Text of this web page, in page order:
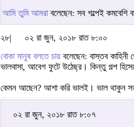
আমি তুমি আমরাবলেছেন: সব গল্পেই কমবেশি
২৮|
০২ রা জুন, ২০১৮ রাত ৮:০০
বোকা মানুষ বলতে চায় বলেছেন: বাস্তব কাহিনী
ভালবাসা, আবেগ ফুটে উঠেছ্র। কিন্তু গল্প
কেমন আছেন? আশা করি ভালই। ভাল থাকুন
০২ রা জুন, ২০১৮ রাত ৮:০৭